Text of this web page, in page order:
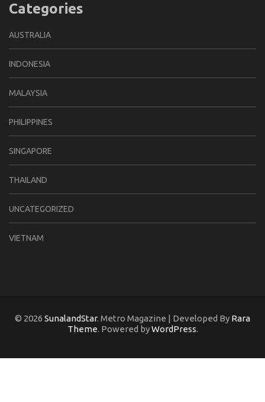
Categories
AUSTRALIA
INDONESIA
MALAYSIA
PHILIPPINES
SINGAPORE
THAILAND
UNCATEGORIZED
VIETNAM
© 2026 SunalandStar. Metro Magazine | Developed By Rara
Theme. Powered byWordPress.